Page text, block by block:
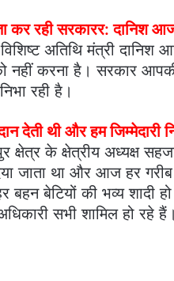
कर रही सरकारर: दानिश
विशिष्ट अतिथि मंत्री
नहीं करना है। सरकार
रही है।
देती थी और हम जिम्मेदारी
क्षेत्र के क्षेत्रीय अध्यक्ष
जाता था और आज हर
बहन बेटियों की भव्य शादी
सभी शामिल हो रहे हैं।